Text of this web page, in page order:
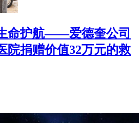
命护航——爱德奎公司
院捐赠价值32万元的救